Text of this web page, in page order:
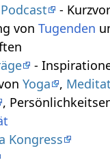
-
von Tugenden
-
Yoga ,
,
Kongress